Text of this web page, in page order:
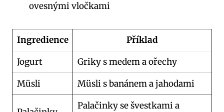
ovesnými vločkami
Ingredience
Příklad
Jogurt
Griky s medem a ořechy
Müsli
Müsli s banánem a jahodami
Palačinky se švestkami a